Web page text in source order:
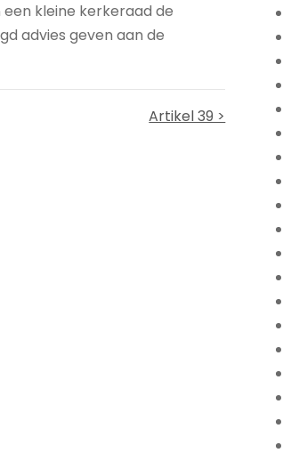
kleine kerkeraad de
advies geven aan de
Artikel 39 >